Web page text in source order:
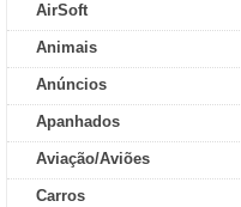
AirSoft
Animais
Anúncios
Apanhados
Aviação/Aviões
Carros